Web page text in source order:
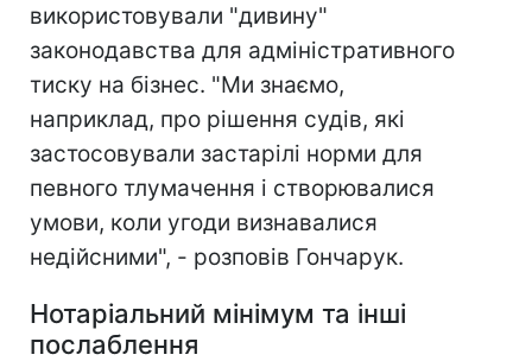
використовували "дивину"
законодавства для адміністративного
тиску на бізнес. "Ми знаємо,
наприклад, про рішення судів, які
застосовували застарілі норми для
певного тлумачення і створювалися
умови, коли угоди визнавалися
недійсними", - розповів Гончарук.
Нотаріальний мінімум та інші
послаблення